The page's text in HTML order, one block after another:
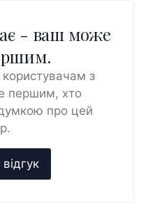
- ваш може
з
першим, хто
про цей